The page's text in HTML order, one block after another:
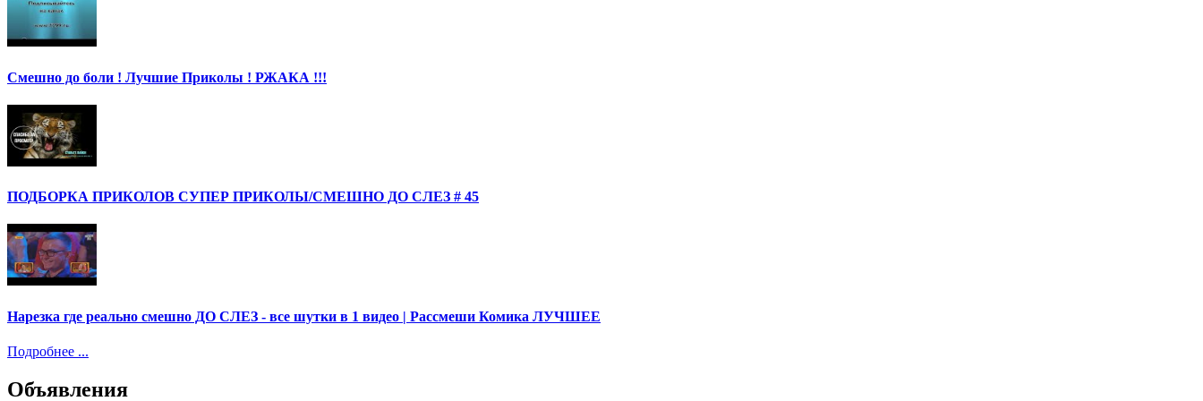
Смешно до боли ! Лучшие Приколы ! РЖАКА !!!
ПОДБОРКА ПРИКОЛОВ СУПЕР ПРИКОЛЫ/СМЕШНО ДО СЛЕЗ # 45
Нарезка где реально смешно ДО СЛЕЗ - все шутки в 1 видео | Рассмеши Комика ЛУЧШЕЕ
Подробнее ...
Объявления